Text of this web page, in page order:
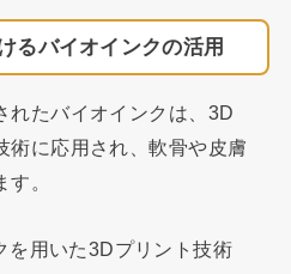
るバイオインクの活用
れたバイオインクは、3D
術に応用され、軟骨や皮膚
。
を用いた3Dプリント技術